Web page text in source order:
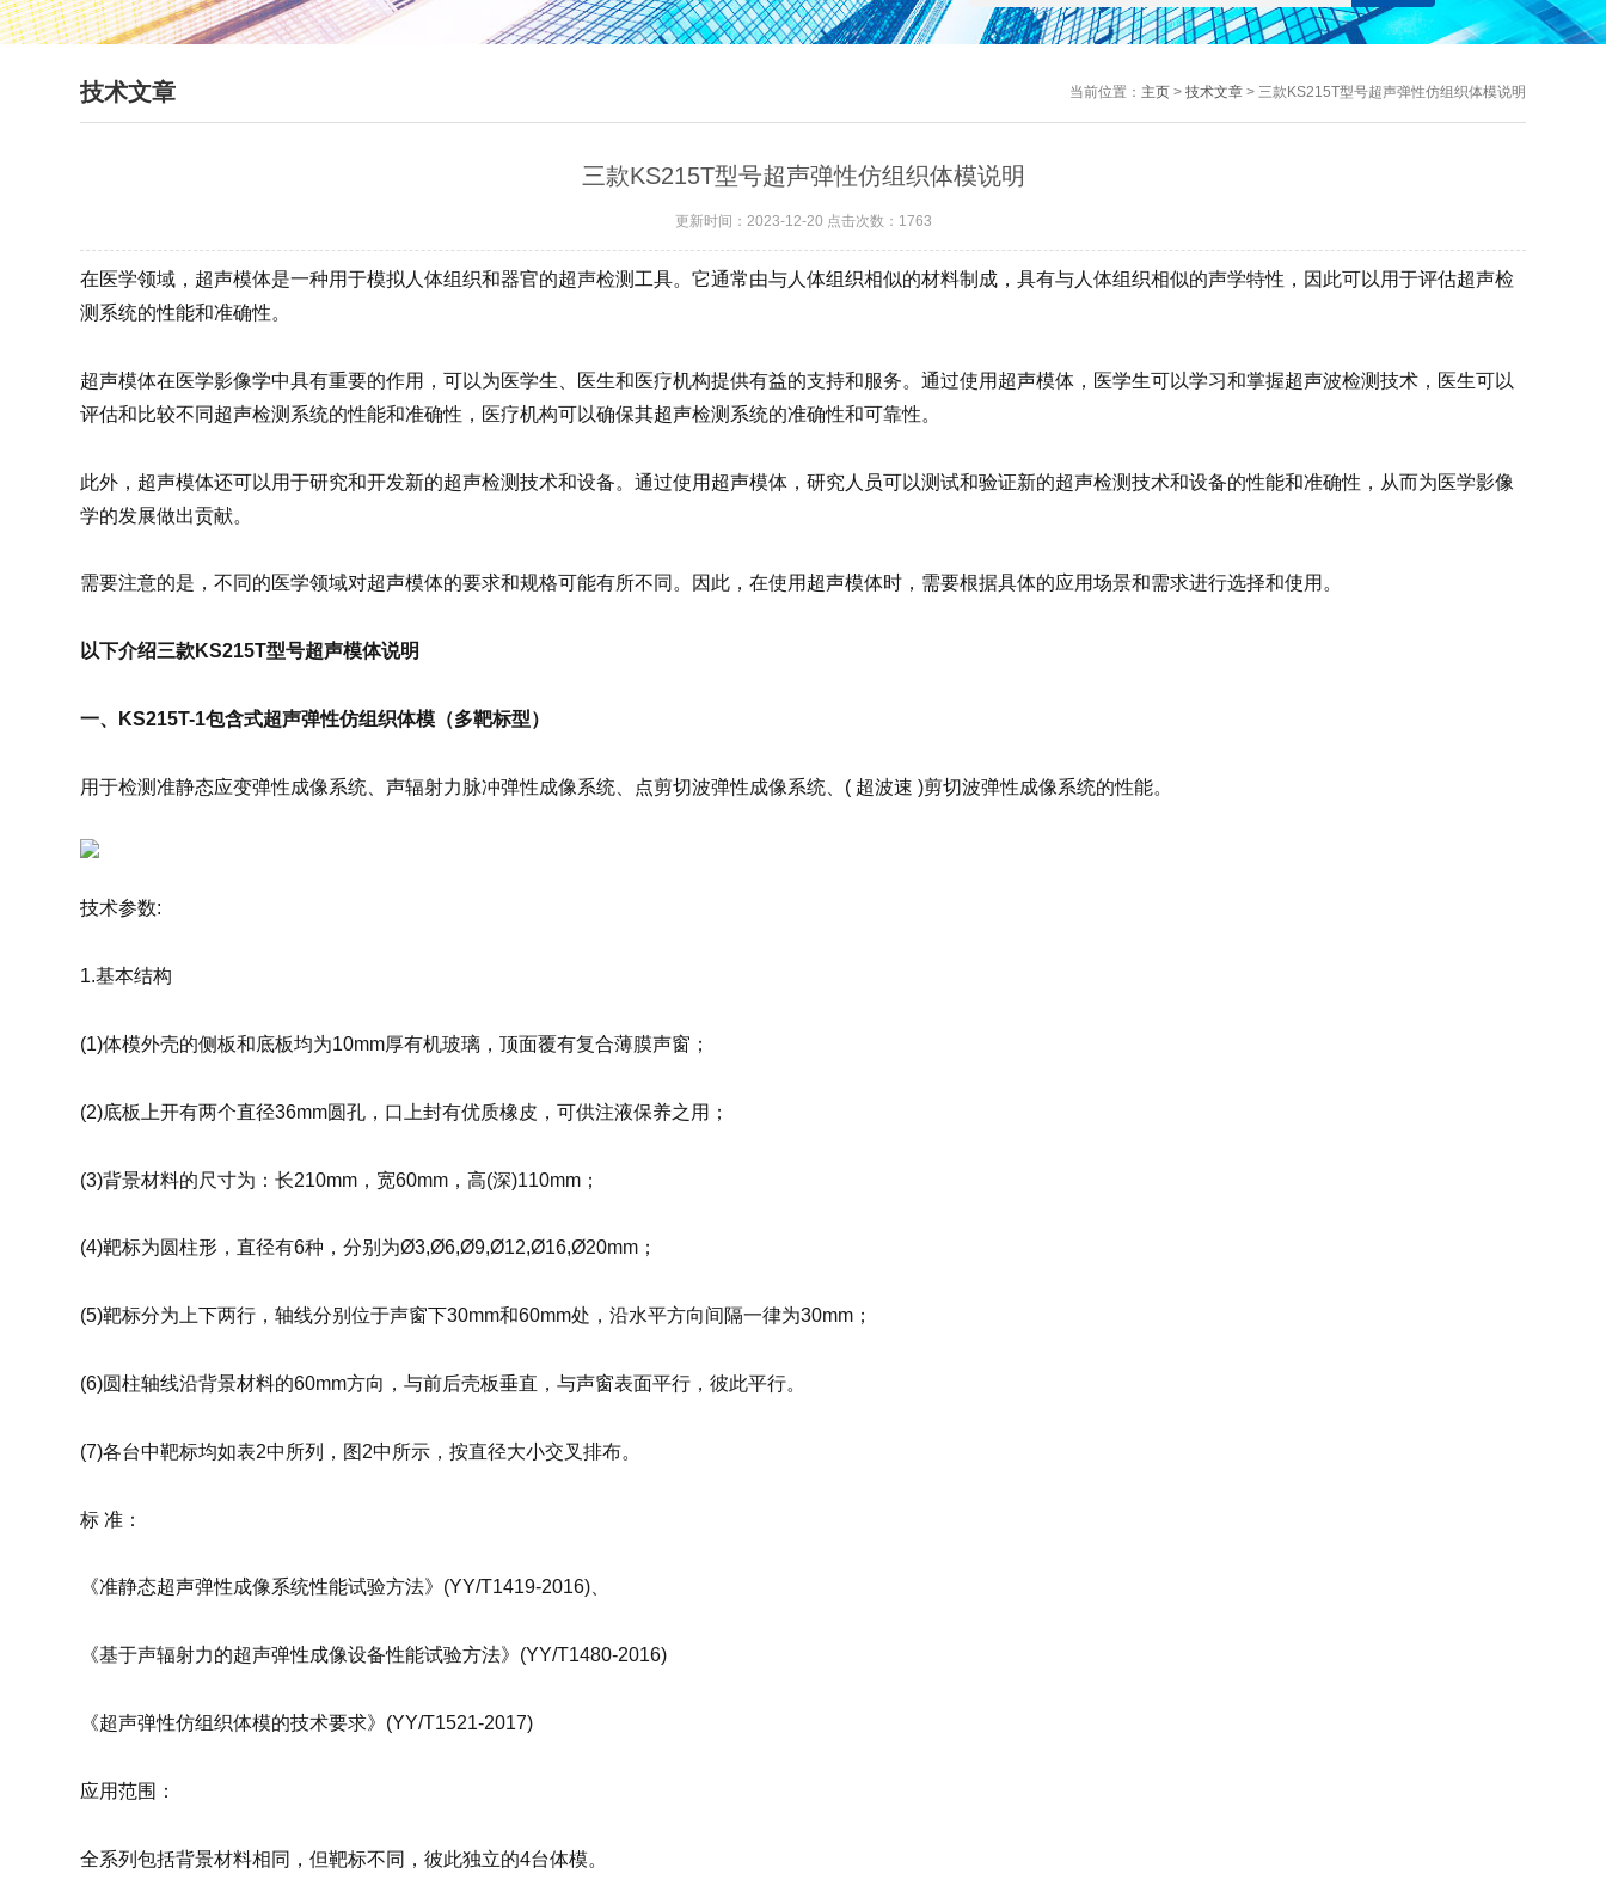
技术文章 当前位置： 主页> 技术文章> 三款KS215T型号超声弹性仿组织体模说明
三款KS215T型号超声弹性仿组织体模说明
更新时间：2023-12-20 点击次数：1763
在医学领域，超声模体是一种用于模拟人体组织和器官的超声检测工具。它通常由与人体组织相似的材料制成，具有与人体组织相似的声学特性，因此可以用于评估超声检
测系统的性能和准确性。
超声模体在医学影像学中具有重要的作用，可以为医学生、医生和医疗机构提供有益的支持和服务。通过使用超声模体，医学生可以学习和掌握超声波检测技术，医生可以
评估和比较不同超声检测系统的性能和准确性，医疗机构可以确保其超声检测系统的准确性和可靠性。
此外，超声模体还可以用于研究和开发新的超声检测技术和设备。通过使用超声模体，研究人员可以测试和验证新的超声检测技术和设备的性能和准确性，从而为医学影像
学的发展做出贡献。
需要注意的是，不同的医学领域对超声模体的要求和规格可能有所不同。因此，在使用超声模体时，需要根据具体的应用场景和需求进行选择和使用。
以下介绍三款KS215T型号超声模体说明
一、KS215T-1包含式超声弹性仿组织体模（多靶标型）
用于检测准静态应变弹性成像系统、声辐射力脉冲弹性成像系统、点剪切波弹性成像系统、( 超波速 )剪切波弹性成像系统的性能。
技术参数:
1.基本结构
(1)体模外壳的侧板和底板均为10mm厚有机玻璃，顶面覆有复合薄膜声窗；
(2)底板上开有两个直径36mm圆孔，口上封有优质橡皮，可供注液保养之用；
(3)背景材料的尺寸为：长210mm，宽60mm，高(深)110mm；
(4)靶标为圆柱形，直径有6种，分别为Ø3,Ø6,Ø9,Ø12,Ø16,Ø20mm；
(5)靶标分为上下两行，轴线分别位于声窗下30mm和60mm处，沿水平方向间隔一律为30mm；
(6)圆柱轴线沿背景材料的60mm方向，与前后壳板垂直，与声窗表面平行，彼此平行。
(7)各台中靶标均如表2中所列，图2中所示，按直径大小交叉排布。
标 准：
《准静态超声弹性成像系统性能试验方法》(YY/T1419-2016)、
《基于声辐射力的超声弹性成像设备性能试验方法》(YY/T1480-2016)
《超声弹性仿组织体模的技术要求》(YY/T1521-2017)
应用范围：
全系列包括背景材料相同，但靶标不同，彼此独立的4台体模。